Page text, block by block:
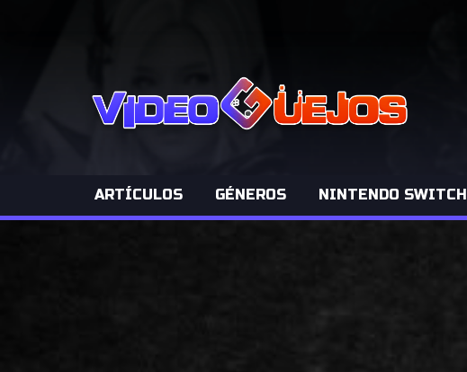
ARTÍCULOS GÉNEROS NINTENDO SWITCH